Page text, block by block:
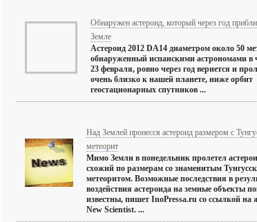
Обнаружен астероид, который через год
Земле
Астероид 2012 DA14 диаметром около 50
обнаруженный испанскими астрономами в
23 февраля, ровно через год вернется и
очень близко к нашей планете, ниже орбит
геостационарных спутников ...
Над Землей пронесся астероид размером с
метеорит
Мимо Земли в понедельник пролетел
схожий по размерам со знаменитым
метеоритом. Возможные последствия в
воздействия астероида на земные объекты
известны, пишет InoPressa.ru со ссылкой на
New Scientist. ...